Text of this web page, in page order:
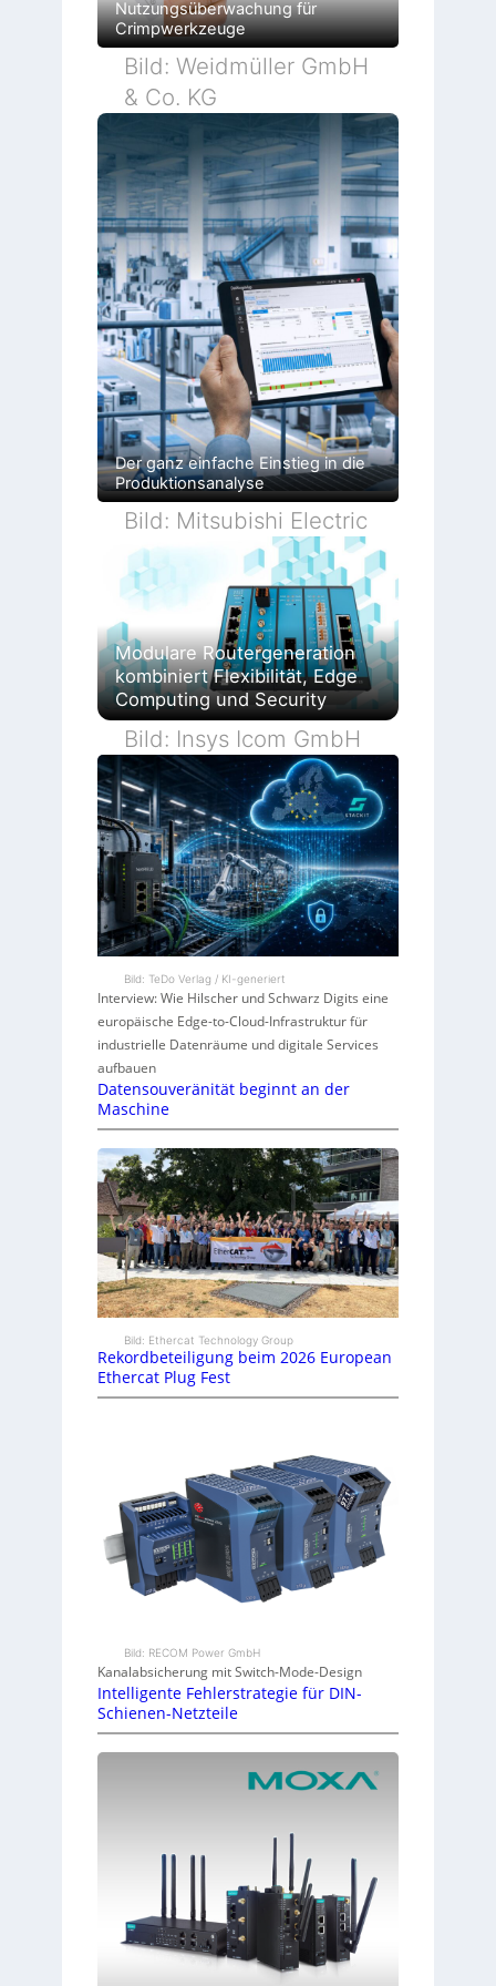
Nutzungsüberwachung für
Crimpwerkzeuge
Bild: Weidmüller GmbH
& Co. KG
Der ganz einfache Einstieg in die
Produktionsanalyse
Bild: Mitsubishi Electric
Modulare Routergeneration
kombiniert Flexibilität, Edge
Computing und Security
Bild: Insys Icom GmbH
Bild: TeDo Verlag / KI-generiert
Interview: Wie Hilscher und Schwarz Digits eine
europäische Edge-to-Cloud-Infrastruktur für
industrielle Datenräume und digitale Services
aufbauen
Datensouveränität beginnt an der
Maschine
Bild: Ethercat Technology Group
Rekordbeteiligung beim 2026 European
Ethercat Plug Fest
Bild: RECOM Power GmbH
Kanalabsicherung mit Switch-Mode-Design
Intelligente Fehlerstrategie für DIN-
Schienen-Netzteile